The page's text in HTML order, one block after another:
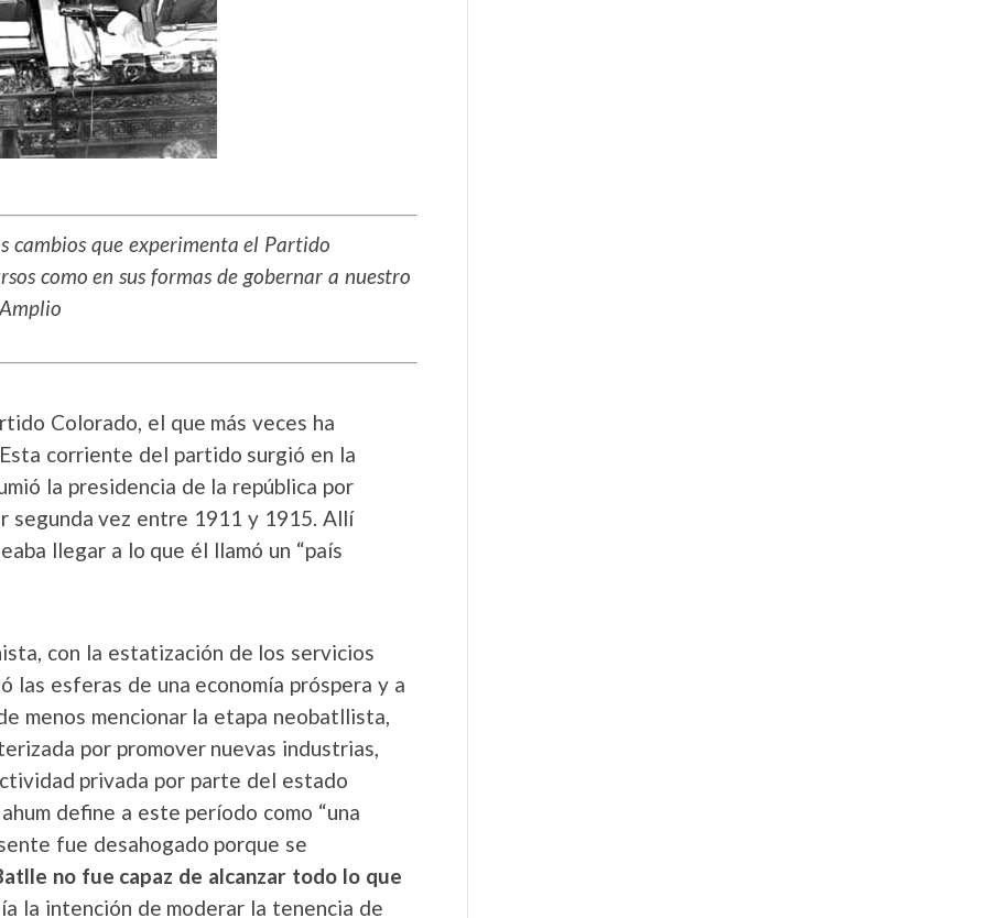
cambios que experimenta el Partido
como en sus formas de gobernar a nuestro
Colorado, el que más veces ha
corriente del partido surgió en la
la presidencia de la república por
segunda vez entre 1911 y 1915. Allí
llegar a lo que él llamó un “país
con la estatización de los servicios
las esferas de una economía próspera y a
menos mencionar la etapa neobatllista,
por promover nuevas industrias,
privada por parte del estado
define a este período como “una
fue desahogado porque se
no fue capaz de alcanzar todo lo que
la intención de moderar la tenencia de